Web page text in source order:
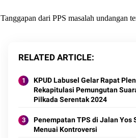
Tanggapan dari PPS masalah undangan
RELATED ARTICLE
KPUD Labusel Gelar Rapat
Rekapitulasi Pemungutan Suara Pada
Pilkada Serentak 2024
Penempatan TPS di Jalan Yos
Menuai Kontroversi